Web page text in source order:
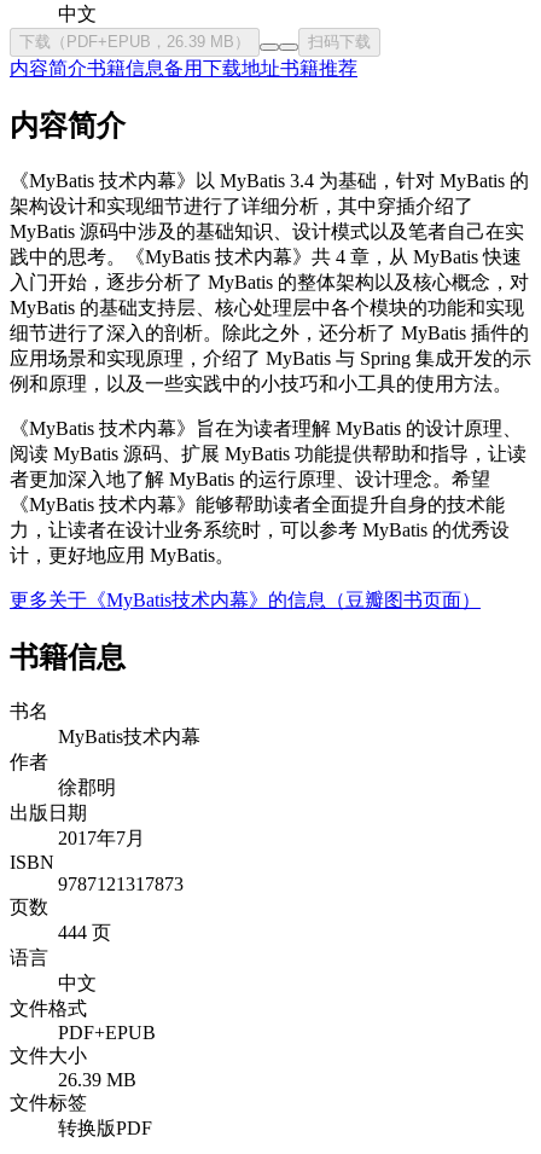
中文
下载（PDF+EPUB，26.39 MB） 扫码下载
内容简介书籍信息备用下载地址书籍推荐
内容简介
《MyBatis 技术内幕》以 MyBatis 3.4 为基础，针对 MyBatis 的
架构设计和实现细节进行了详细分析，其中穿插介绍了
MyBatis 源码中涉及的基础知识、设计模式以及笔者自己在实
践中的思考。《MyBatis 技术内幕》共 4 章，从 MyBatis 快速
入门开始，逐步分析了 MyBatis 的整体架构以及核心概念，对
MyBatis 的基础支持层、核心处理层中各个模块的功能和实现
细节进行了深入的剖析。除此之外，还分析了 MyBatis 插件的
应用场景和实现原理，介绍了 MyBatis 与 Spring 集成开发的示
例和原理，以及一些实践中的小技巧和小工具的使用方法。
《MyBatis 技术内幕》旨在为读者理解 MyBatis 的设计原理、
阅读 MyBatis 源码、扩展 MyBatis 功能提供帮助和指导，让读
者更加深入地了解 MyBatis 的运行原理、设计理念。希望
《MyBatis 技术内幕》能够帮助读者全面提升自身的技术能
力，让读者在设计业务系统时，可以参考 MyBatis 的优秀设
计，更好地应用 MyBatis。
更多关于《MyBatis技术内幕》的信息（豆瓣图书页面）
书籍信息
书名
MyBatis技术内幕
作者
徐郡明
出版日期
2017年7月
ISBN
9787121317873
页数
444 页
语言
中文
文件格式
PDF+EPUB
文件大小
26.39 MB
文件标签
转换版PDF